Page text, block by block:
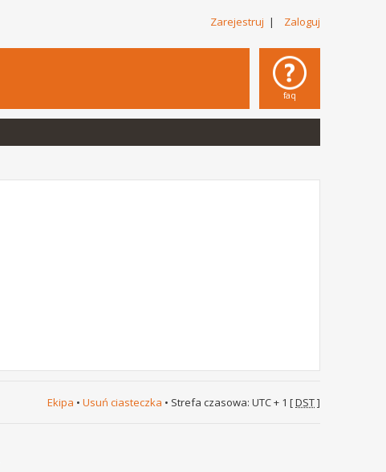
Zarejestruj | Zaloguj
faq
Ekipa • Usuń ciasteczka • Strefa czasowa: UTC + 1 [DST]